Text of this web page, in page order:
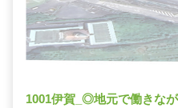
1001伊賀_◎地元で働きな